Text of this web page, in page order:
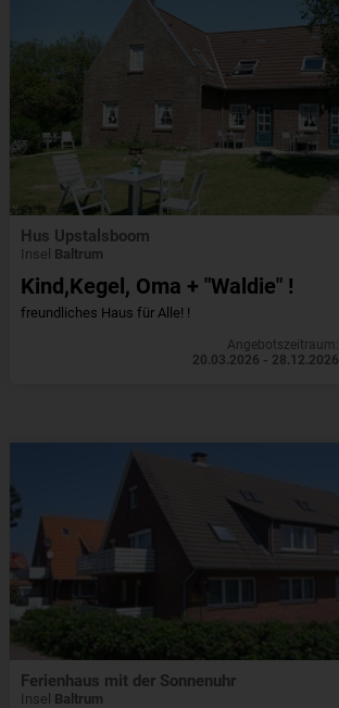
Hus Upstalsboom
Insel Baltrum
Kind,Kegel, Oma + "Waldie" !
freundliches Haus für Alle! !
Angebotszeitraum:
20.03.2026 - 28.12.2026
Ferienhaus mit der Sonnenuhr
Insel Baltrum